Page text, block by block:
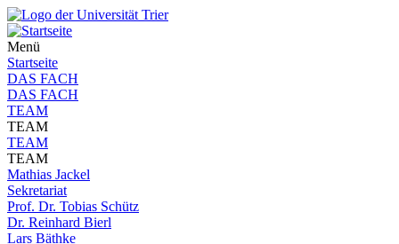
Menü
Startseite
DAS FACH
DAS FACH
TEAM
TEAM
TEAM
TEAM
Mathias Jackel
Sekretariat
Prof. Dr. Tobias Schütz
Dr. Reinhard Bierl
Lars Bäthke